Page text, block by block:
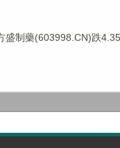
制藥(603998.CN)跌